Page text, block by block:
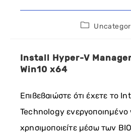
Post
Install Hyper-V
Win10 x64
Επιβεβαιώστε ότι έχετε το
Technology ενεργοποιημένο
χρησιμοποιείτε μέσω των